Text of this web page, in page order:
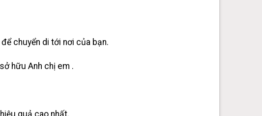
chuyển di tới nơi của bạn.
hữu Anh chị em .
quả cao nhất.